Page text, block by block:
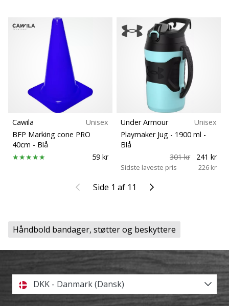
Cawila
Unisex
BFP Marking cone PRO
40cm - Blå
59 kr
Under Armour
Unisex
Playmaker Jug - 1900 ml -
Blå
301 kr
241 kr
Sidste laveste pris 226 kr
TidligereSide 1 af 11 Næste
Håndbold bandager, støtter og beskyttere
DKK - Danmark (Dansk)